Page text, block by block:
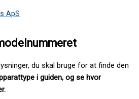
ApS
du skal bruge for at finde den
i guiden, og se hvor